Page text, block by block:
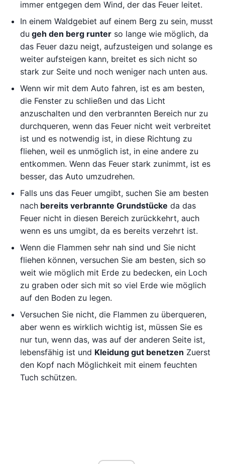
immer entgegen dem Wind, der das Feuer leitet.
In einem Waldgebiet auf einem Berg zu sein, musst
du geh den berg runter so lange wie möglich, da
das Feuer dazu neigt, aufzusteigen und solange es
weiter aufsteigen kann, breitet es sich nicht so
stark zur Seite und noch weniger nach unten aus.
Wenn wir mit dem Auto fahren, ist es am besten,
die Fenster zu schließen und das Licht
anzuschalten und den verbrannten Bereich nur zu
durchqueren, wenn das Feuer nicht weit verbreitet
ist und es notwendig ist, in diese Richtung zu
fliehen, weil es unmöglich ist, in eine andere zu
entkommen. Wenn das Feuer stark zunimmt, ist es
besser, das Auto umzudrehen.
Falls uns das Feuer umgibt, suchen Sie am besten
nach bereits verbrannte Grundstücke da das
Feuer nicht in diesen Bereich zurückkehrt, auch
wenn es uns umgibt, da es bereits verzehrt ist.
Wenn die Flammen sehr nah sind und Sie nicht
fliehen können, versuchen Sie am besten, sich so
weit wie möglich mit Erde zu bedecken, ein Loch
zu graben oder sich mit so viel Erde wie möglich
auf den Boden zu legen.
Versuchen Sie nicht, die Flammen zu überqueren,
aber wenn es wirklich wichtig ist, müssen Sie es
nur tun, wenn das, was auf der anderen Seite ist,
lebensfähig ist und Kleidung gut benetzen Zuerst
den Kopf nach Möglichkeit mit einem feuchten
Tuch schützen.